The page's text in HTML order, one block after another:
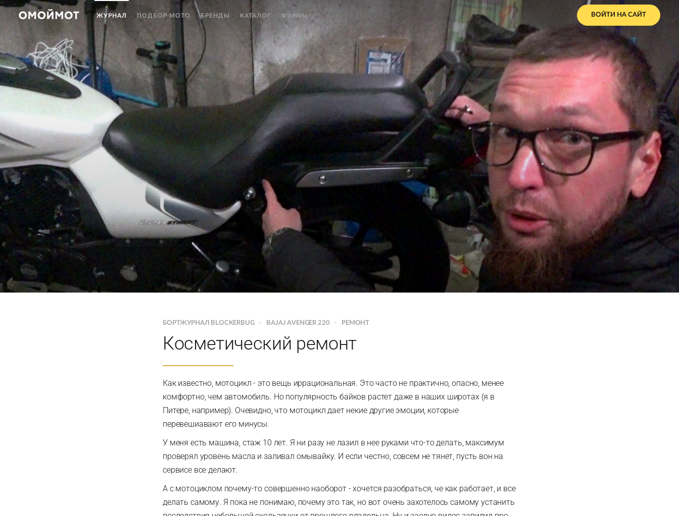
ЖУРНАЛ ПОДБОР МОТО БРЕНДЫ КАТАЛОГ ФИРМЫ ВОЙТИ НА САЙТ
БОРТЖУРНАЛ BLOCKERBUG > BAJAJ AVENGER 220 > РЕМОНТ
Косметический ремонт
Как известно, мотоцикл - это вещь иррациональная. Это часто не практично, опасно, менее
комфортно, чем автомобиль. Но популярность байков растет даже в наших широтах (я в
Питере, например). Очевидно, что мотоцикл дает некие другие эмоции, которые
перевешиавают его минусы.
У меня есть машина, стаж 10 лет. Я ни разу не лазил в нее руками что-то делать, максимум
проверял уровень масла и заливал омывайку. И если честно, совсем не тянет, пусть вон на
сервисе все делают.
А с мотоциклом почему-то совершенно наоборот - хочется разобраться, че как работает, и все
делать самому. Я пока не понимаю, почему это так, но вот очень захотелось самому устанить